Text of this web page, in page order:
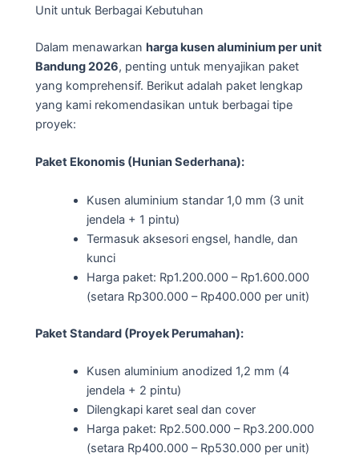
Unit untuk Berbagai Kebutuhan
Dalam menawarkan harga kusen aluminium per unit
Bandung 2026, penting untuk menyajikan paket
yang komprehensif. Berikut adalah paket lengkap
yang kami rekomendasikan untuk berbagai tipe
proyek:
Paket Ekonomis (Hunian Sederhana):
Kusen aluminium standar 1,0 mm (3 unit
jendela + 1 pintu)
Termasuk aksesori engsel, handle, dan
kunci
Harga paket: Rp1.200.000 – Rp1.600.000
(setara Rp300.000 – Rp400.000 per unit)
Paket Standard (Proyek Perumahan):
Kusen aluminium anodized 1,2 mm (4
jendela + 2 pintu)
Dilengkapi karet seal dan cover
Harga paket: Rp2.500.000 – Rp3.200.000
(setara Rp400.000 – Rp530.000 per unit)